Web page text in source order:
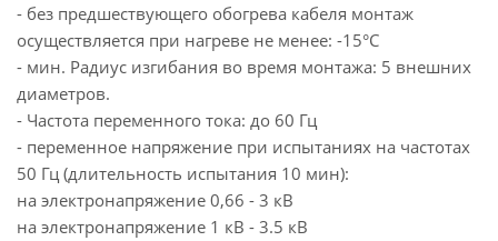
- без предшествующего обогрева кабеля монтаж
осуществляется при нагреве не менее: -15°С
- мин. Радиус изгибания во время монтажа: 5 внешних
диаметров.
- Частота переменного тока: до 60 Гц
- переменное напряжение при испытаниях на частотах
50 Гц (длительность испытания 10 мин):
на электронапряжение 0,66 - 3 кВ
на электронапряжение 1 кВ - 3.5 кВ